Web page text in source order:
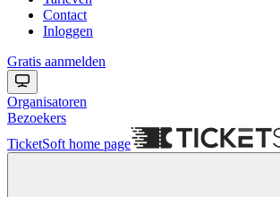
Contact
Inloggen
Gratis aanmelden
Organisatoren
Bezoekers
TicketSoft home page